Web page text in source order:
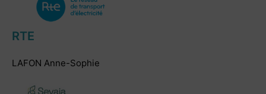
RTE
LAFON Anne-Sophie